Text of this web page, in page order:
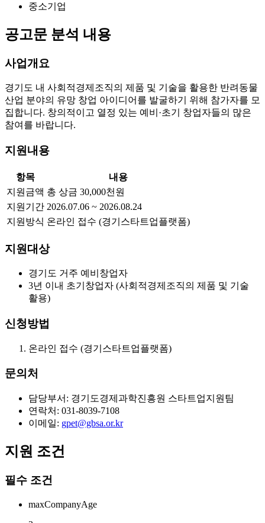
중소기업
공고문 분석 내용
사업개요
경기도 내 사회적경제조직의 제품 및 기술을 활용한 반려동물
산업 분야의 유망 창업 아이디어를 발굴하기 위해 참가자를 모
집합니다. 창의적이고 열정 있는 예비·초기 창업자들의 많은
참여를 바랍니다.
지원내용
항목
내용
지원금액 총 상금 30,000천원
지원기간 2026.07.06 ~ 2026.08.24
지원방식 온라인 접수 (경기스타트업플랫폼)
지원대상
경기도 거주 예비창업자
3년 이내 초기창업자 (사회적경제조직의 제품 및 기술
활용)
신청방법
온라인 접수 (경기스타트업플랫폼)
문의처
담당부서: 경기도경제과학진흥원 스타트업지원팀
연락처: 031-8039-7108
이메일: gpet@gbsa.or.kr
지원 조건
필수 조건
maxCompanyAge